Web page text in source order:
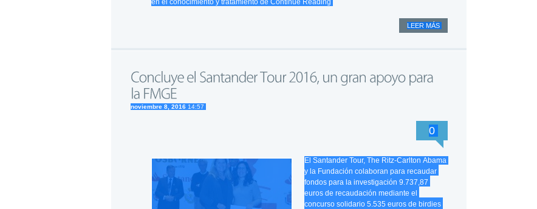
en el conocimiento y tratamiento de Continue Reading
LEER MÁS
noviembre 8, 2016 14:57
0
El Santander Tour, The Ritz-Carlton Abama
y la Fundación colaboran para recaudar
fondos para la investigación 9.737,87
euros de recaudación mediante el
concurso solidario 5.535 euros de birdies